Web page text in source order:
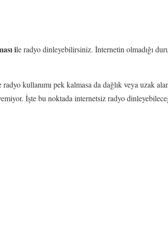
ile radyo dinleyebilirsiniz. İnternetin olmadığı
kullanımı pek kalmasa da dağlık veya uzak
İşte bu noktada internetsiz radyo